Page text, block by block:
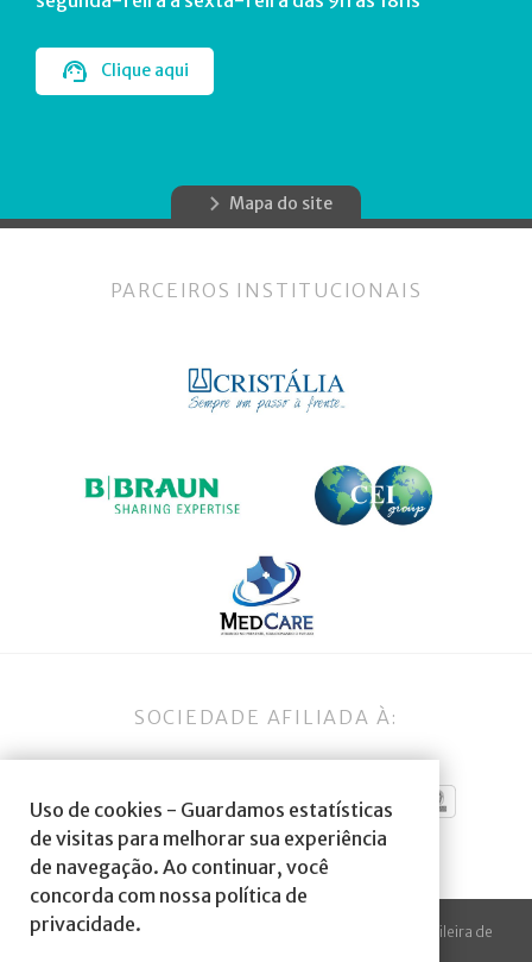
Uso de cookies - Guardamos estatísticas
de visitas para melhorar sua experiência
de navegação. Ao continuar, você
concorda com nossa política de
privacidade.
Clique aqui
Mapa do site
PARCEIROS INSTITUCIONAIS
SOCIEDADE AFILIADA À:
© 2023 Todos os direitos reservados à SBA Sociedade Brasileira de